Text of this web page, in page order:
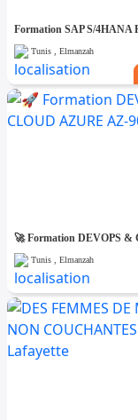
Tunis , Elmanzah
Tunis , Elmanzah